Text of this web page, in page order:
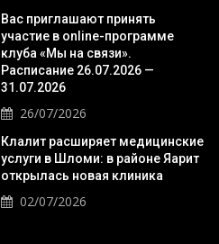
Вас приглашают принять
участие в online-программе
клуба «Мы на связи».
Расписание 26.07.2026 —
31.07.2026
26/07/2026
Клалит расширяет медицинские
услуги в Шломи: в районе Яарит
открылась новая клиника
02/07/2026